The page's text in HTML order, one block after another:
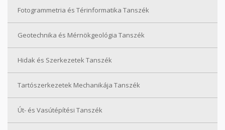
Fotogrammetria és Térinformatika Tanszék
Geotechnika és Mérnökgeológia Tanszék
Hidak és Szerkezetek Tanszék
Tartószerkezetek Mechanikája Tanszék
Út- és Vasútépítési Tanszék